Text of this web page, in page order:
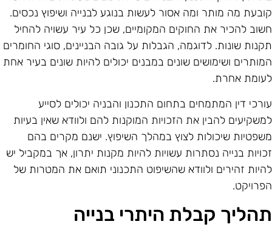
מה מותר ומה אסור לעשות בנוגע לבנייה ושיפוץ נכסים.
להכיר את החוקים המקומיים, שכן כל עיר עשויה להחיל
שונות. לדוגמה, הגבלות על גובה הבניינים, סוגי החומרים
ושימושים שונים במבנים יכולים להיות שונים בעיר אחת
אחרת.
דין המתמחים בתחום התכנון והבניה יכולים לסייע
להבין את הזכויות המוקנות להם ולוודא שאין בעיות
שיכולות לצוץ במהלך השיפוץ. ישנם מקרים בהם
בנייה נסתרות עשויות להיות מקנות יתרון, אך במקביל יש
זהירים ולוודא שהשיפוט התכנוני תואם את המטרות של
קבלת היתרי בנייה